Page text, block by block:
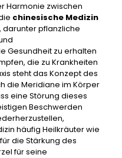
Harmonie zwischen
chinesische Medizin
darunter pflanzliche
Gesundheit zu erhalten
die zu Krankheiten
steht das Konzept des
die Meridiane im Körper
eine Störung dieses
Beschwerden
häufig Heilkräuter wie
die Stärkung des
für seine